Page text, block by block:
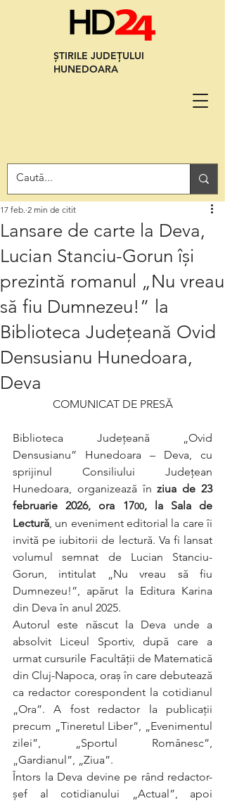
ȘTIRILE JUDEȚULUI
HUNEDOARA
Lansare de carte la Deva,
Lucian Stanciu-Gorun își
prezintă romanul „Nu vreau
să fiu Dumnezeu!” la
Biblioteca Județeană Ovid
Densusianu Hunedoara,
Deva
17 feb. 2 min de citit
COMUNICAT DE PRESĂ
Biblioteca Județeană „Ovid
Densusianu” Hunedoara – Deva, cu
sprijinul Consiliului Județean
Hunedoara, organizează în ziua de 23
februarie 2026, ora 1700, la Sala de
Lectură, un eveniment editorial la care îi
invită pe iubitorii de lectură. Va fi lansat
volumul semnat de Lucian Stanciu-
Gorun, intitulat „Nu vreau să fiu
Dumnezeu!”, apărut la Editura Karina
din Deva în anul 2025.
Autorul este născut la Deva unde a
absolvit Liceul Sportiv, după care a
urmat cursurile Facultății de Matematică
din Cluj-Napoca, oraș în care debutează
ca redactor corespondent la cotidianul
„Ora”. A fost redactor la publicații
precum „Tineretul Liber”, „Evenimentul
zilei”, „Sportul Românesc”,
„Gardianul”, „Ziua”.
Întors la Deva devine pe rând redactor-
șef al cotidianului „Actual”, apoi